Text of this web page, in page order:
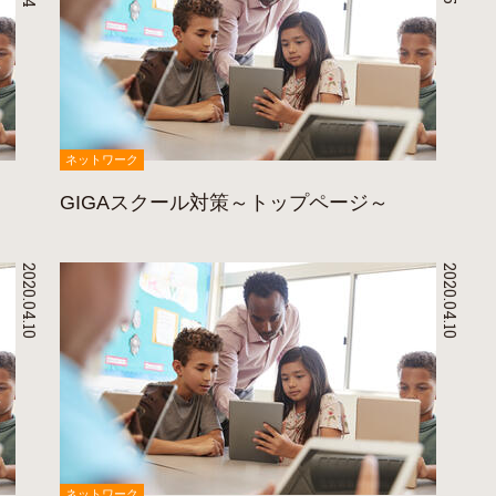
ネットワーク
GIGAスクール対策～トップページ～
2020.04.10 2020.04.10